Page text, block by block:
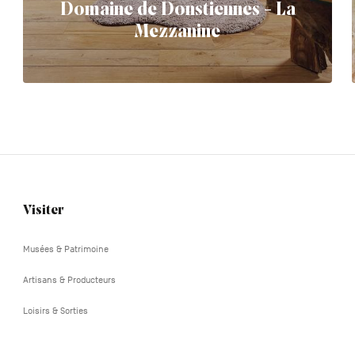
Domaine de Donstiennes - La
Mezzanine
Navigation
Visiter
Musées & Patrimoine
Artisans & Producteurs
Loisirs & Sorties